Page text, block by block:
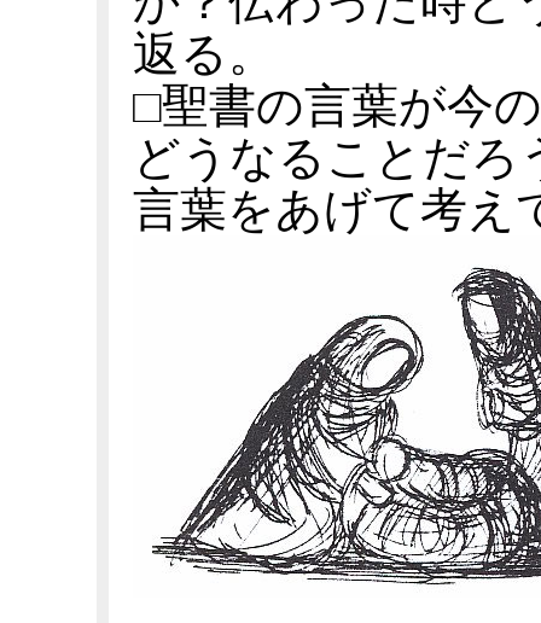
返る。
□聖書の言葉が今
どうなることだろ
言葉をあげて考え